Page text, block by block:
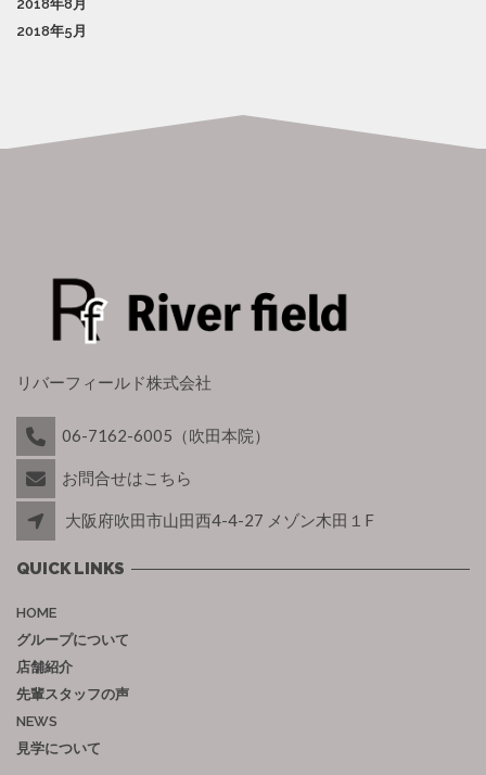
2018年8月
2018年5月
リバーフィールド株式会社
06-7162-6005（吹田本院）
お問合せはこちら
大阪府吹田市山田西4-4-27 メゾン木田１F
QUICK LINKS
HOME
グループについて
店舗紹介
先輩スタッフの声
NEWS
見学について